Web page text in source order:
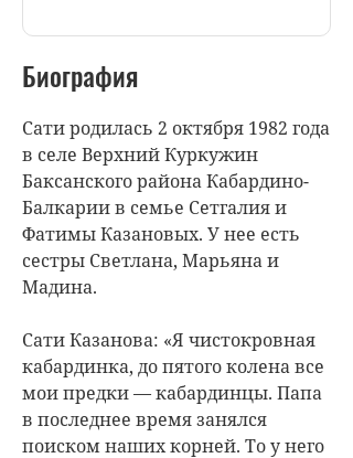
Биография
Сати родилась 2 октября 1982 года
в селе Верхний Куркужин
Баксанского района Кабардино-
Балкарии в семье Сетгалия и
Фатимы Казановых. У нее есть
сестры Светлана, Марьяна и
Мадина.
Сати Казанова: «Я чистокровная
кабардинка, до пятого колена все
мои предки — кабардинцы. Папа
в последнее время занялся
поиском наших корней. То у него